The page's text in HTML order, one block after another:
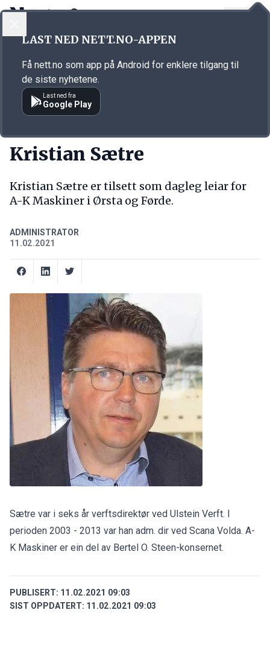
Annonsørinnhold
Kristian Sætre
Kristian Sætre er tilsett som dagleg leiar for
A-K Maskiner i Ørsta og Førde.
ADMINISTRATOR
11.02.2021
Sætre var i seks år verftsdirektør ved Ulstein Verft. I
perioden 2003 - 2013 var han adm. dir ved Scana Volda. A-
K Maskiner er ein del av Bertel O. Steen-konsernet.
PUBLISERT: 11.02.2021 09:03
SIST OPPDATERT: 11.02.2021 09:03
LAST NED NETT.NO-APPEN
Få nett.no som app på Android for enklere tilgang til
de siste nyhetene.
Last ned fra
Google Play